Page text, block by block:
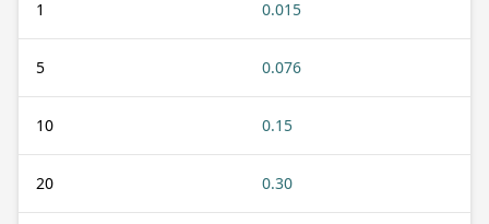
1 0.015
5 0.076
10 0.15
20 0.30